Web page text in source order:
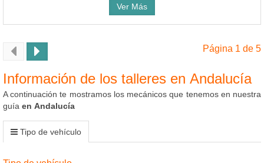
Ver Más
Página 1 de 5
Información de los talleres en Andalucía
A continuación te mostramos los mecánicos que tenemos en nuestra
guía en Andalucía
Tipo de vehículo